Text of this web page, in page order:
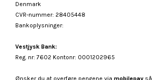
Denmark
CVR-nummer: 28405448
Bankoplysninger:
Vestjysk Bank:
Reg. nr: 7602 Kontonr: 0001202965